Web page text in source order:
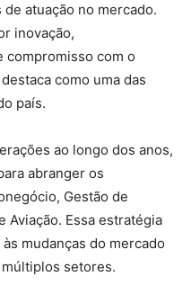
atuação no mercado.
inovação,
compromisso com o
como uma das
país.
ao longo dos anos,
abranger os
Gestão de
Aviação. Essa estratégia
mudanças do mercado
setores.